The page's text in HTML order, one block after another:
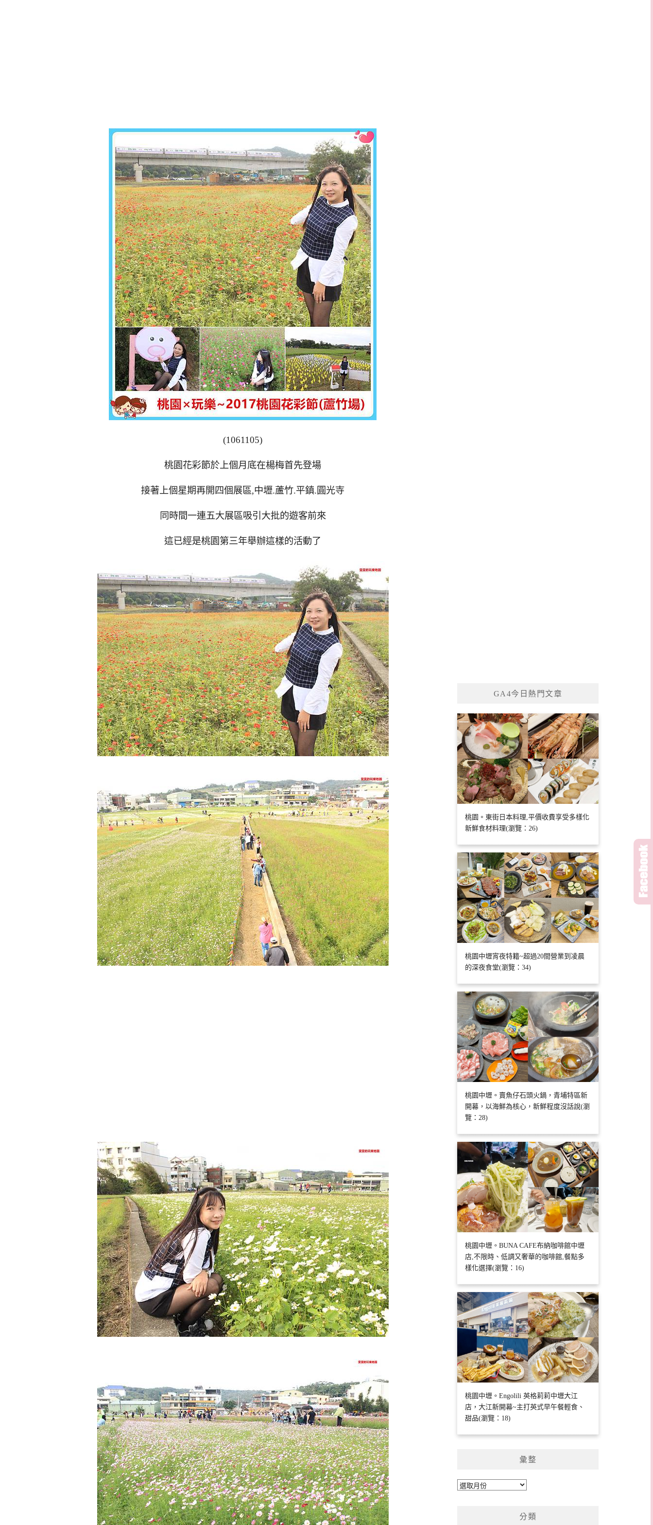
(1061105)
桃園花彩節於上個月底在楊梅首先登場
接著上個星期再開四個展區,中壢.蘆竹.平鎮.圓光寺
同時間一連五大展區吸引大批的遊客前來
這已經是桃園第三年舉辦這樣的活動了
GA4今日熱門文章
桃園。東街日本料理,平價收費享受多樣化
新鮮食材料理(瀏覽：26)
桃園中壢宵夜特籍~超過20間營業到凌晨
的深夜食堂(瀏覽：34)
桃園中壢。賣魚仔石頭火鍋，青埔特區新
開幕，以海鮮為核心，新鮮程度沒話說(瀏
覽：28)
桃園中壢。BUNA CAFE布納咖啡館中壢
店,不限時、低調又奢華的咖啡館,餐點多
樣化選擇(瀏覽：16)
桃園中壢。Engolili 英格莉莉中壢大江
店，大江新開幕~主打英式早午餐輕食、
甜品(瀏覽：18)
彙整
彙
分類